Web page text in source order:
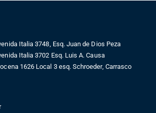
Italia 3748, Esq. Juan de Dios Peza
Italia 3702 Esq. Luis A. Causa
1626 Local 3 esq. Schroeder, Carrasco